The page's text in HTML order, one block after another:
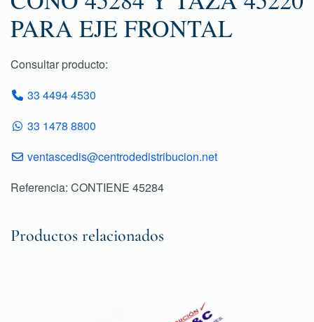
PARA EJE FRONTAL
Consultar producto:
33 4494 4530
33 1478 8800
ventascedis@centrodedistribucion.net
Referencia: CONTIENE 45284
Productos relacionados